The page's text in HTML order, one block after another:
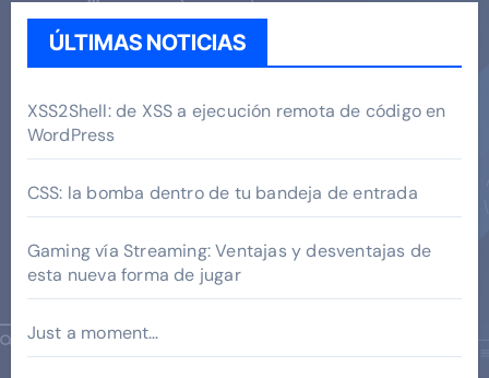
ÚLTIMAS NOTICIAS
XSS2Shell: de XSS a ejecución remota de código en
WordPress
CSS: la bomba dentro de tu bandeja de entrada
Gaming vía Streaming: Ventajas y desventajas de
esta nueva forma de jugar
Just a moment…